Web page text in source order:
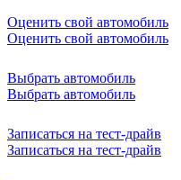
Оценить свой автомобиль
Оценить свой автомобиль
Выбрать автомобиль
Выбрать автомобиль
Записаться на тест-драйв
Записаться на тест-драйв